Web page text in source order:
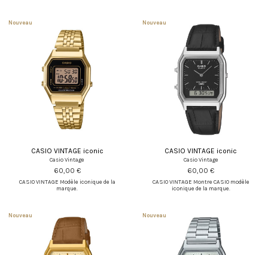
Nouveau
CASIO VINTAGE iconic
Casio Vintage
60,00 €
CASIO VINTAGE Modèle iconique de la
marque.
Nouveau
CASIO VINTAGE iconic
Casio Vintage
60,00 €
CASIO VINTAGE Montre CASIO modèle
iconique de la marque.
Nouveau Nouveau